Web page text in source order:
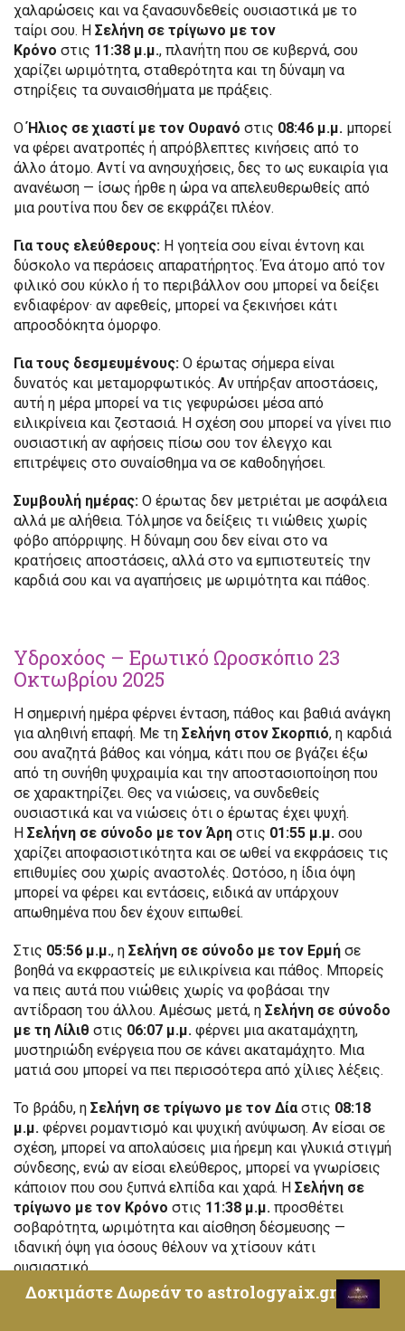
χαλαρώσεις και να ξανασυνδεθείς ουσιαστικά με το
ταίρι σου. Η Σελήνη σε τρίγωνο με τον
Κρόνο στις 11:38 μ.μ., πλανήτη που σε κυβερνά, σου
χαρίζει ωριμότητα, σταθερότητα και τη δύναμη να
στηρίξεις τα συναισθήματα με πράξεις.
ΟΉλιος σε χιαστί με τον Ουρανό στις 08:46 μ.μ. μπορεί
να φέρει ανατροπές ή απρόβλεπτες κινήσεις από το
άλλο άτομο. Αντί να ανησυχήσεις, δες το ως ευκαιρία για
ανανέωση — ίσως ήρθε η ώρα να απελευθερωθείς από
μια ρουτίνα που δεν σε εκφράζει πλέον.
Για τους ελεύθερους: Η γοητεία σου είναι έντονη και
δύσκολο να περάσεις απαρατήρητος. Ένα άτομο από τον
φιλικό σου κύκλο ή το περιβάλλον σου μπορεί να δείξει
ενδιαφέρον· αν αφεθείς, μπορεί να ξεκινήσει κάτι
απροσδόκητα όμορφο.
Για τους δεσμευμένους: Ο έρωτας σήμερα είναι
δυνατός και μεταμορφωτικός. Αν υπήρξαν αποστάσεις,
αυτή η μέρα μπορεί να τις γεφυρώσει μέσα από
ειλικρίνεια και ζεστασιά. Η σχέση σου μπορεί να γίνει πιο
ουσιαστική αν αφήσεις πίσω σου τον έλεγχο και
επιτρέψεις στο συναίσθημα να σε καθοδηγήσει.
Συμβουλή ημέρας: Ο έρωτας δεν μετριέται με ασφάλεια
αλλά με αλήθεια. Τόλμησε να δείξεις τι νιώθεις χωρίς
φόβο απόρριψης. Η δύναμη σου δεν είναι στο να
κρατήσεις αποστάσεις, αλλά στο να εμπιστευτείς την
καρδιά σου και να αγαπήσεις με ωριμότητα και πάθος.
Υδροχόος – Ερωτικό Ωροσκόπιο 23
Οκτωβρίου 2025
Η σημερινή ημέρα φέρνει ένταση, πάθος και βαθιά ανάγκη
για αληθινή επαφή. Με τη Σελήνη στον Σκορπιό, η καρδιά
σου αναζητά βάθος και νόημα, κάτι που σε βγάζει έξω
από τη συνήθη ψυχραιμία και την αποστασιοποίηση που
σε χαρακτηρίζει. Θες να νιώσεις, να συνδεθείς
ουσιαστικά και να νιώσεις ότι ο έρωτας έχει ψυχή.
Η Σελήνη σε σύνοδο με τον Άρη στις 01:55 μ.μ. σου
χαρίζει αποφασιστικότητα και σε ωθεί να εκφράσεις τις
επιθυμίες σου χωρίς αναστολές. Ωστόσο, η ίδια όψη
μπορεί να φέρει και εντάσεις, ειδικά αν υπάρχουν
απωθημένα που δεν έχουν ειπωθεί.
Στις 05:56 μ.μ., η Σελήνη σε σύνοδο με τον Ερμή σε
βοηθά να εκφραστείς με ειλικρίνεια και πάθος. Μπορείς
να πεις αυτά που νιώθεις χωρίς να φοβάσαι την
αντίδραση του άλλου. Αμέσως μετά, η Σελήνη σε σύνοδο
με τη Λίλιθ στις 06:07 μ.μ. φέρνει μια ακαταμάχητη,
μυστηριώδη ενέργεια που σε κάνει ακαταμάχητο. Μια
ματιά σου μπορεί να πει περισσότερα από χίλιες λέξεις.
Το βράδυ, η Σελήνη σε τρίγωνο με τον Δίαστις 08:18
μ.μ. φέρνει ρομαντισμό και ψυχική ανύψωση. Αν είσαι σε
σχέση, μπορεί να απολαύσεις μια ήρεμη και γλυκιά στιγμή
σύνδεσης, ενώ αν είσαι ελεύθερος, μπορεί να γνωρίσεις
κάποιον που σου ξυπνά ελπίδα και χαρά. Η Σελήνη σε
τρίγωνο με τον Κρόνο στις 11:38 μ.μ. προσθέτει
σοβαρότητα, ωριμότητα και αίσθηση δέσμευσης —
ιδανική όψη για όσους θέλουν να χτίσουν κάτι
ουσιαστικό.
Ωστόσο, ο Ήλιος σε χιαστί με τον Ουρανό στις 08:46
Δοκιμάστε Δωρεάν το astrologyaix.gr